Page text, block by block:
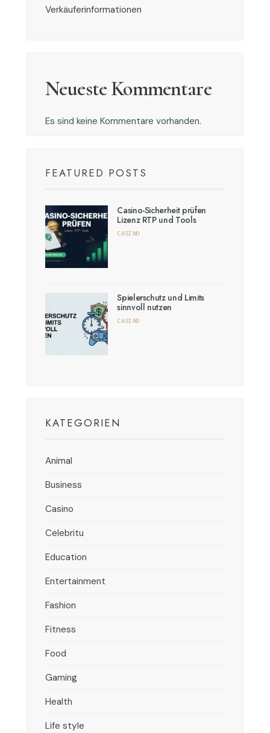
Verkäuferinformationen
Neueste Kommentare
Es sind keine Kommentare vorhanden.
FEATURED POSTS
Casino-Sicherheit prüfen
Lizenz RTP und Tools
CASINO
Spielerschutz und Limits
sinnvoll nutzen
CASINO
KATEGORIEN
Animal
Business
Casino
Celebritu
Education
Entertainment
Fashion
Fitness
Food
Gaming
Health
Life style